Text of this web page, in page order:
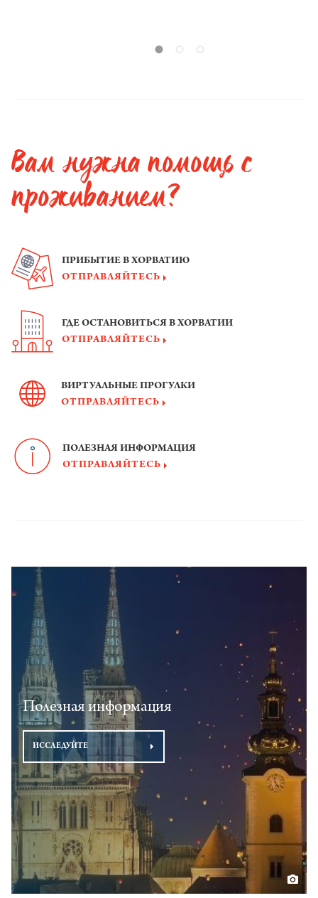
Вам нужна помощь с
проживанием?
ПРИБЫТИЕ В ХОРВАТИЮ
ОТПРАВЛЯЙТЕСЬ
ГДЕ ОСТАНОВИТЬСЯ В ХОРВАТИИ
ОТПРАВЛЯЙТЕСЬ
ВИРТУАЛЬНЫЕ ПРОГУЛКИ
ОТПРАВЛЯЙТЕСЬ
ПОЛЕЗНАЯ ИНФОРМАЦИЯ
ОТПРАВЛЯЙТЕСЬ
Полезная информация
ИССЛЕДУЙТЕ